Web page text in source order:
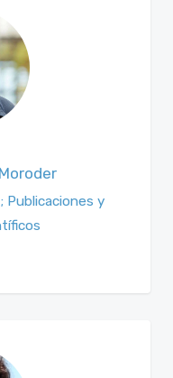
Publicaciones y